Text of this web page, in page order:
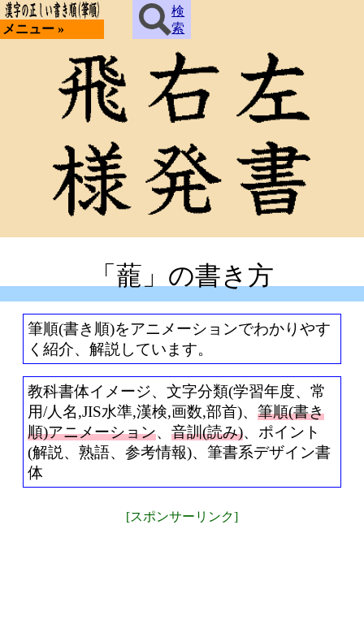
メニュー »
検
索
「蘢」の書き方
筆順(書き順)をアニメーションでわかりやす
く紹介、解説しています。
教科書体イメージ、文字分類(学習年度、常
用/人名,JIS水準,漢検,画数,部首)、 筆順(書き
順)アニメーション、 音訓(読み)、ポイント
(解説、熟語、参考情報)、筆書系デザイン書
体
[スポンサーリンク]